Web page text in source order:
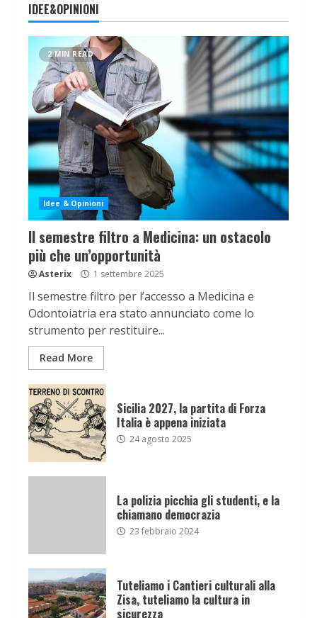
IDEE&OPINIONI
2 MIN READ
Idee & Opinioni
Il semestre filtro a Medicina: un ostacolo
più che un’opportunità
Asterix 1 settembre 2025
Il semestre filtro per l’accesso a Medicina e
Odontoiatria era stato annunciato come lo
strumento per restituire...
Read More
Sicilia 2027, la partita di Forza
Italia è appena iniziata
24 agosto 2025
La polizia picchia gli studenti, e la
chiamano democrazia
23 febbraio 2024
Tuteliamo i Cantieri culturali alla
Zisa, tuteliamo la cultura in
sicurezza